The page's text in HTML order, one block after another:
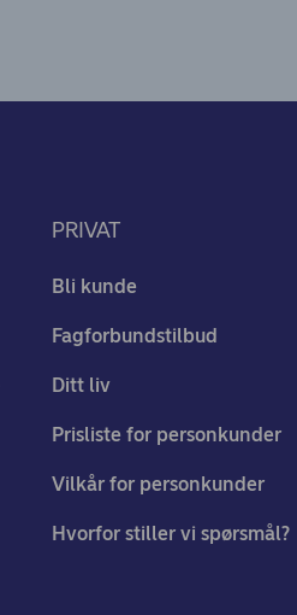
PRIVAT
Bli kunde
Fagforbundstilbud
Ditt liv
Prisliste for personkunder
Vilkår for personkunder
Hvorfor stiller vi spørsmål?